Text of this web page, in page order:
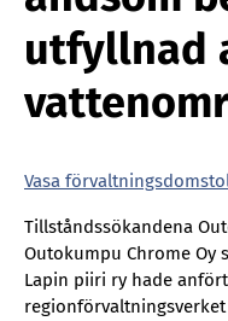
utfyllnad
Vasa
Tillståndssökandena
Outokumpu Chrome
Lapin piiri ry hade